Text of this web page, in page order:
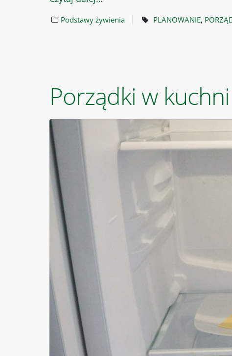
Podstawy żywienia PLANOWANIE,
Porządki w